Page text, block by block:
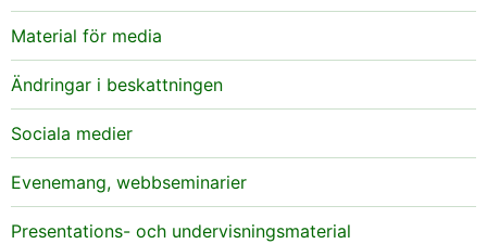
Material för media
Ändringar i beskattningen
Sociala medier
Evenemang, webbseminarier
Presentations- och undervisningsmaterial